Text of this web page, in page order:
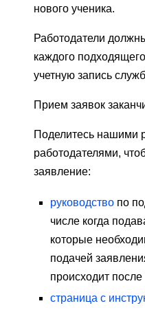
нового ученика.
Работодатели
каждого
учетную запись
Прием заявок
Поделитесь нашими
работодателями,
заявление:
руководство по
числе когда
которые
подачей
происходит
страница с